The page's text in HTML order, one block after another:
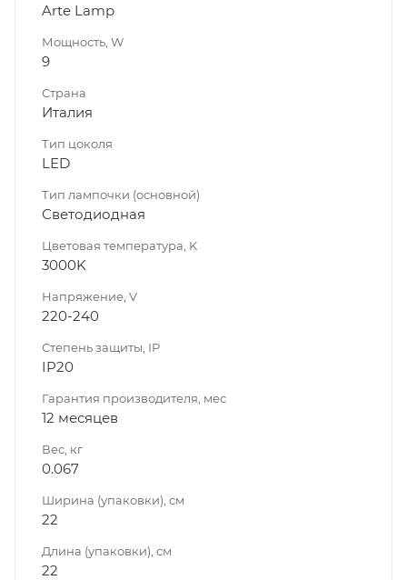
Arte Lamp
Мощность, W
9
Страна
Италия
Тип цоколя
LED
Тип лампочки (основной)
Светодиодная
Цветовая температура, K
3000K
Напряжение, V
220-240
Степень защиты, IP
IP20
Гарантия производителя, мес
12 месяцев
Вес, кг
0.067
Ширина (упаковки), см
22
Длина (упаковки), см
22